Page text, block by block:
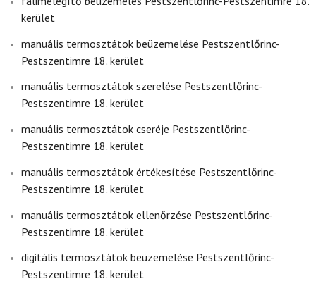
kerület
manuális termosztátok beüzemelése Pestszentlőrinc-
Pestszentimre 18. kerület
manuális termosztátok szerelése Pestszentlőrinc-
Pestszentimre 18. kerület
manuális termosztátok cseréje Pestszentlőrinc-
Pestszentimre 18. kerület
manuális termosztátok értékesítése Pestszentlőrinc-
Pestszentimre 18. kerület
manuális termosztátok ellenőrzése Pestszentlőrinc-
Pestszentimre 18. kerület
digitális termosztátok beüzemelése Pestszentlőrinc-
Pestszentimre 18. kerület